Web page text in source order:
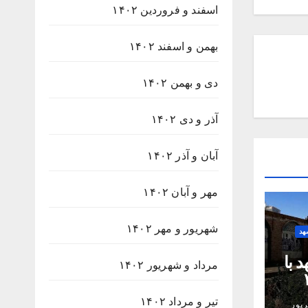
با
اسفند و فروردین ۱۴۰۲
بهمن و اسفند ۱۴۰۲
دی و بهمن ۱۴۰۲
آذر و دی ۱۴۰۲
آبان و آذر ۱۴۰۲
مهر و آبان ۱۴۰۲
شهریور و مهر ۱۴۰۲
مرداد و شهریور ۱۴۰۲
تیر و مرداد ۱۴۰۲